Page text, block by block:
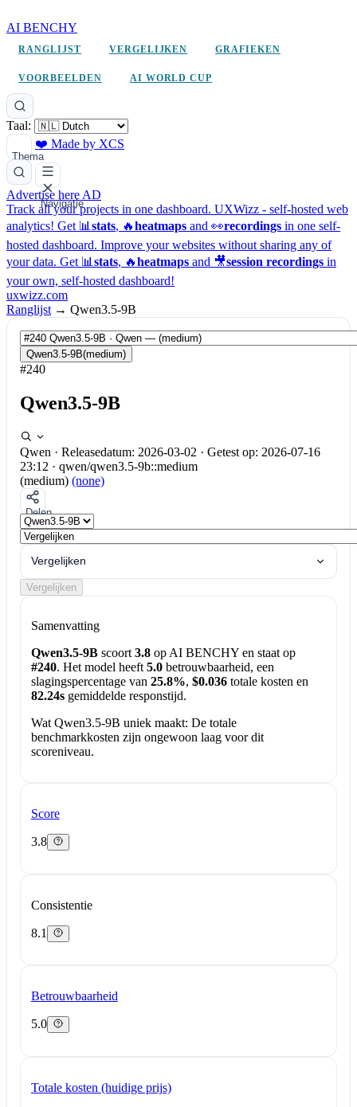
AI BENCHY
RANGLIJST VERGELIJKEN GRAFIEKEN
VOORBEELDEN AI WORLD CUP
Taal:
Thema
❤️ Made by XCS
Navigatie
Advertise here AD
Track all your projects in one dashboard. UXWizz - self-hosted web
analytics! Get 📊 stats, 🔥heatmaps and 👀recordings in one self-
hosted dashboard. Improve your websites without sharing any of
your data. Get 📊 stats, 🔥heatmaps and 🎥session recordings in
your own, self-hosted dashboard!
uxwizz.com
Ranglijst → Qwen3.5-9B
Qwen3.5-9B(medium)
#240
Qwen3.5-9B
Qwen · Releasedatum: 2026-03-02 · Getest op: 2026-07-16
23:12 · qwen/qwen3.5-9b::medium
(medium) (none)
Delen
Vergelijken
Vergelijken
Samenvatting
Qwen3.5-9Bscoort 3.8op AI BENCHY en staat op
#240. Het model heeft 5.0betrouwbaarheid, een
slagingspercentage van 25.8%, $0.036totale kosten en
82.24sgemiddelde responstijd.
Wat Qwen3.5-9B uniek maakt: De totale
benchmarkkosten zijn ongewoon laag voor dit
scoreniveau.
Score
3.8
Consistentie
8.1
Betrouwbaarheid
5.0
Totale kosten (huidige prijs)